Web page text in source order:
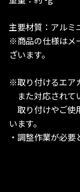
主要材質：アルミ
※商品の仕様はメ
ざいます。
※取り付けるエア
また対応されて
取り付けやご使
います。
・調整作業が必要